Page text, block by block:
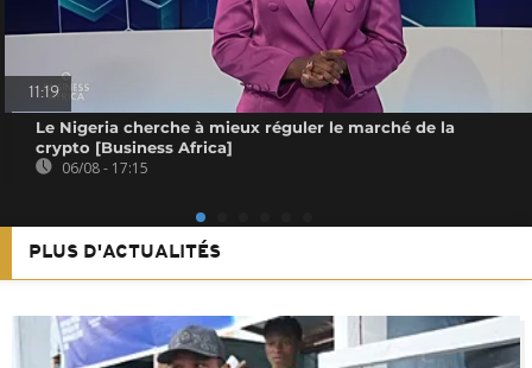
11:19
Le Nigeria cherche à mieux réguler le marché de la
crypto [Business Africa]
06/08 - 17:15
PLUS D'ACTUALITÉS